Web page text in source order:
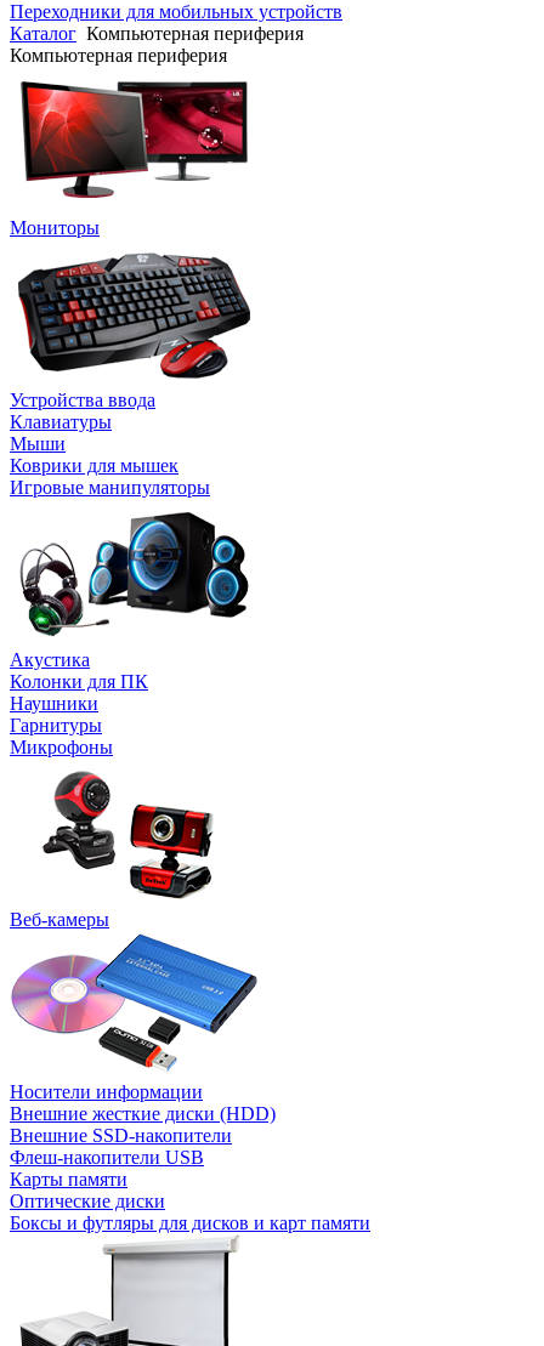
Переходники для мобильных устройств
Каталог Компьютерная периферия
Компьютерная периферия
Мониторы
Устройства ввода
Клавиатуры
Мыши
Коврики для мышек
Игровые манипуляторы
Акустика
Колонки для ПК
Наушники
Гарнитуры
Микрофоны
Веб-камеры
Носители информации
Внешние жесткие диски (HDD)
Внешние SSD-накопители
Флеш-накопители USB
Карты памяти
Оптические диски
Боксы и футляры для дисков и карт памяти